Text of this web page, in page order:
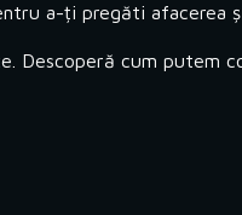
a-ți pregăti afacerea
Descoperă cum putem